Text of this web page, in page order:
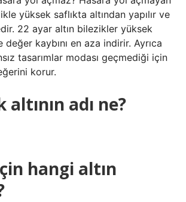
yüksek saflıkta altından yapılır ve
22 ayar altın bilezikler yüksek
değer kaybını en aza indirir. Ayrıca
tasarımlar modası geçmediği için
korur.
altının adı ne?
hangi altın